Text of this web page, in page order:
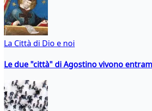
La Città di Dio e noi
Le due "città" di Agostino vivono